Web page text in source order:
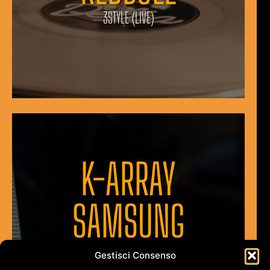
Gestisci Consenso
3STYLE (LIVE)
K-ARRAY
SAMSUNG